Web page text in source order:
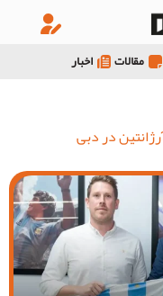
مقالات اخبار
در دبی